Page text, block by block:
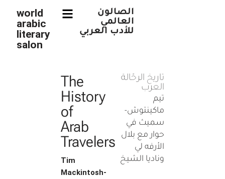
Skip
content
world
arabic
literary
salon
الصالون
العالمي
للأدب العربي
The
History
of
Arab
Travelers
Tim
Mackintosh-
تاريخ الرحّالة
العرب
تيم
ماكينتوش-
سميث في
حوار مع بلال
الأرفه لي
وناديا الشيخ